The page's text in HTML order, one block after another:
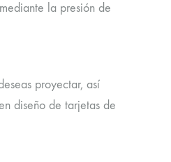
la presión de
proyectar, así
diseño de tarjetas de